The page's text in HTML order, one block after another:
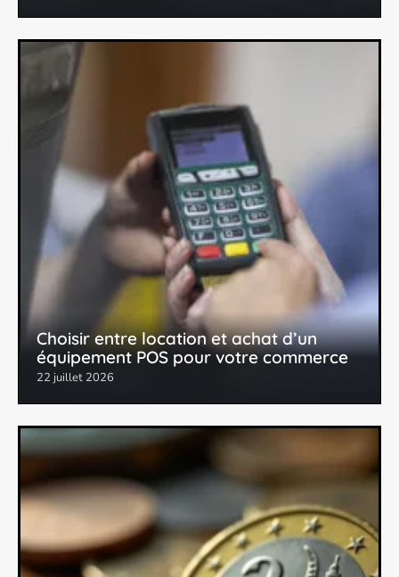
Choisir entre location et achat d’un
équipement POS pour votre commerce
22 juillet 2026